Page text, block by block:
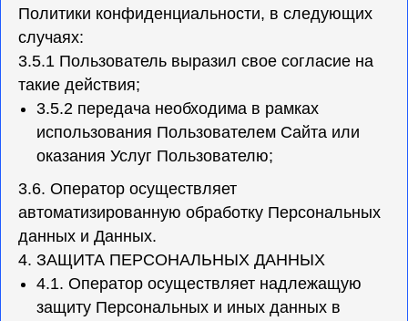
Политики конфиденциальности, в следующих
случаях:
3.5.1 Пользователь выразил свое согласие на
такие действия;
3.5.2 передача необходима в рамках
использования Пользователем Сайта или
оказания Услуг Пользователю;
3.6. Оператор осуществляет
автоматизированную обработку Персональных
данных и Данных.
4. ЗАЩИТА ПЕРСОНАЛЬНЫХ ДАННЫХ
4.1. Оператор осуществляет надлежащую
защиту Персональных и иных данных в